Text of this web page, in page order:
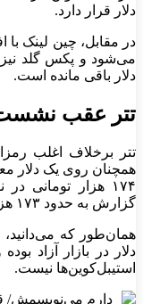
دلار قرار دارد.
دلار باقی مانده است.
تتر عقب
همچنان روی یک دلار
۱۷۴ هزار
گزارش به حدود ۱۷۳ هزار و ۹۴۹ تومان رسیده است.
همان‌طور که
دلار در بازار آزاد
استیبل‌کوین‌ها نیست.